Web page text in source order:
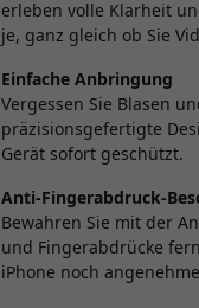
erleben volle Klarheit
je, ganz gleich ob Sie
Einfache Anbringung
Vergessen Sie Blasen
präzisionsgefertigte
Gerät sofort geschützt.
Anti-Fingerabdruck-
Bewahren Sie mit der
und Fingerabdrücke
iPhone noch